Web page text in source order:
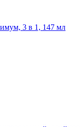
3 в 1, 147 мл